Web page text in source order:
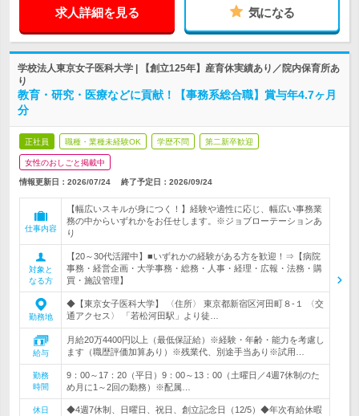
求人詳細を見る 気になる
学校法人東京女子医科大学 | 【創立125年】産育休実績あり／院内保育所あ
り
教育・研究・医療などに貢献！【事務系総合職】賞与年4.7ヶ月
分
正社員 職種・業種未経験OK 学歴不問 第二新卒歓迎
女性のおしごと掲載中
情報更新日：2026/07/24 終了予定日： 2026/09/24
仕事内容
【幅広いスキルが身につく！】経験や適性に応じ、幅広い事務業
務の中からいずれかをお任せします。※ジョブローテーションあ
り
対象と
なる方
【20～30代活躍中】■いずれかの経験がある方を歓迎！⇒【病院
事務・経営企画・大学事務・総務・人事・経理・広報・法務・購
買・施設管理】
勤務地
◆【東京女子医科大学】 〈住所〉 東京都新宿区河田町８-１ 〈交
通アクセス〉 「若松河田駅」より徒…
給与
月給20万4400円以上（最低保証給）※経験・年齢・能力を考慮し
ます（職歴評価加算あり）※残業代、別途手当あり※試用…
勤務
時間
9：00～17：20（平日）9：00～13：00（土曜日／4週7休制のた
め月に1～2回の勤務）※配属…
休日
◆4週7休制、日曜日、祝日、創立記念日（12/5）◆年次有給休暇